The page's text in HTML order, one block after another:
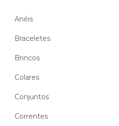
Anéis
Braceletes
Brincos
Colares
Conjuntos
Correntes